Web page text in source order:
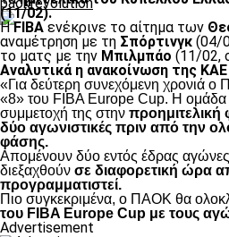
(11/02).
ΗFIBAενέκρινε το αίτημα των
αναμέτρηση με τη Σπόρτινγκ (04/
το ματς με την Μπιλμπάο (11/02,
Αναλυτικά η ανακοίνωση της
«Για δεύτερη συνεχόμενη χρονιά ο
«8» του FIBA Europe Cup. H ομάδα
συμμετοχή της στην
δύο αγωνιστικές πριν από την
φάσης.
Απομένουν δύο εντός έδρας
διεξαχθούν σε διαφορετική ώρα
προγραμματιστεί.
Πιο συγκεκριμένα, ο ΠΑΟΚ θα
του FIBA Europe Cup με τους
Advertisement